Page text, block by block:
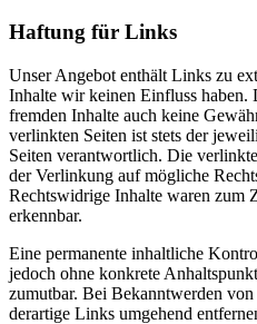
Haftung für Links
Unser Angebot enthält Links zu
Inhalte wir keinen Einfluss haben.
fremden Inhalte auch keine
verlinkten Seiten ist stets der
Seiten verantwortlich. Die
der Verlinkung auf mögliche
Rechtswidrige Inhalte waren zum
erkennbar.
Eine permanente inhaltliche
jedoch ohne konkrete
zumutbar. Bei Bekanntwerden
derartige Links umgehend